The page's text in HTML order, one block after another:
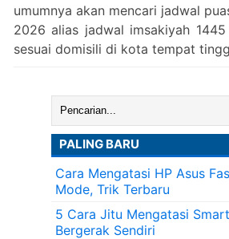
umumnya akan mencari jadwal
2026 alias jadwal imsakiyah
sesuai domisili di kota tempat
Cari:
PALING BARU
Cara Mengatasi HP Asus
Mode, Trik Terbaru
5 Cara Jitu Mengatasi
Bergerak Sendiri